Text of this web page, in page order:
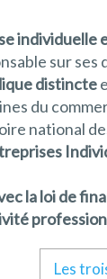
individuelle
sur
distincte
du
national
la loi de
Les